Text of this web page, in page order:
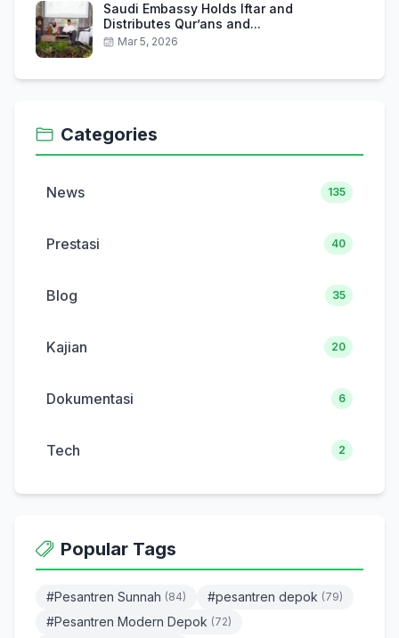
Saudi Embassy Holds Iftar and
Distributes Qur’ans and...
Mar 5, 2026
Categories
News 135
Prestasi 40
Blog 35
Kajian 20
Dokumentasi 6
Tech 2
Popular Tags
#Pesantren Sunnah (84) #pesantren depok (79)
#Pesantren Modern Depok (72)